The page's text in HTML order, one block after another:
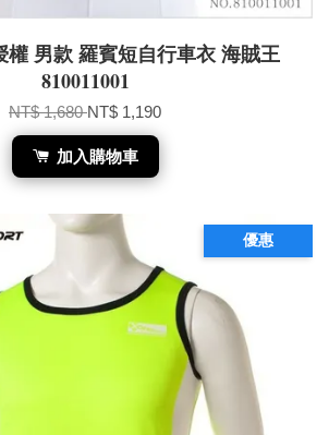
權 男款 羅賓短自行車衣 海賊王
810011001
NT$ 1,680NT$ 1,190
加入購物車
優惠